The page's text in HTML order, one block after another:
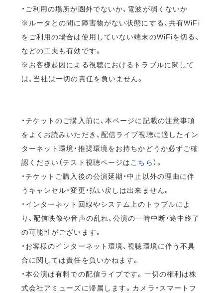
・ご利用の場所が圏外でないか、電波が弱くないか
※ルータとの間に障害物がない状態にする、共有WiFi
をご利用の場合は使用していない端末のWiFiを切る、
などの工夫も有効です。
※お客様起因による視聴におけるトラブルに関して
は、当社は一切の責任を負いません。
・チケットのご購入前に、本ページに記載の注意事項
をよくお読みいただき、配信ライブ視聴に適したイン
ターネット環境・推奨環境をお持ちかどうか必ずご確
認ください（テスト視聴ページは こちら）。
・チケットご購入後の公演延期・中止以外の理由に伴
うキャンセル・変更・払い戻しは出来ません。
・インターネット回線やシステム上のトラブルによ
り、配信映像や音声の乱れ、公演の一時中断・途中終了
の可能性がございます。
・お客様のインターネット環境、視聴環境に伴う不具
合に関しては責任を負いかねます。
・本公演は有料での配信ライブです。一切の権利は株
式会社アミューズに帰属します。カメラ・スマートフ